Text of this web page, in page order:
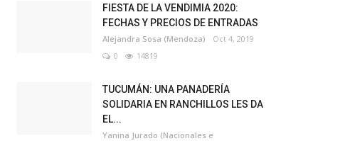
FIESTA DE LA VENDIMIA 2020:
FECHAS Y PRECIOS DE ENTRADAS
Alejandra Sosa (Mendoza)
Oct 4, 2019
0
14819
TUCUMÁN: UNA PANADERÍA
SOLIDARIA EN RANCHILLOS LES DA
EL...
Yanina Jurado (Nacionales e